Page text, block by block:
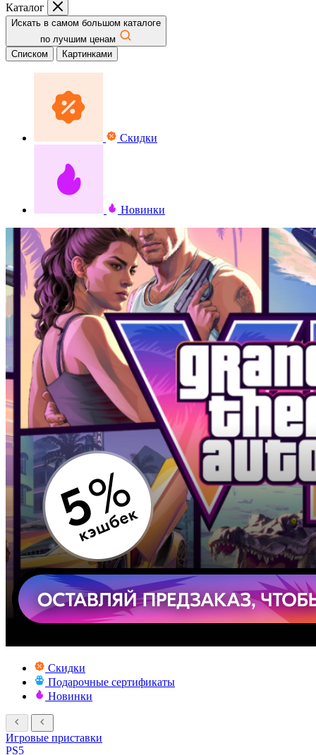
Каталог
Искать в самом большом каталоге
по лучшим ценам
Списком
Картинками
Скидки
Новинки
Скидки
Подарочные сертификаты
Новинки
Игровые приставки
PS5